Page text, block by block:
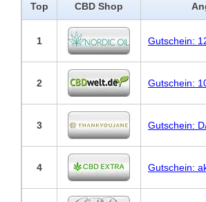
Top CBD Shop
1 Gutschein:
2 Gutschein:
3 Gutschein:
4 Gutschein: